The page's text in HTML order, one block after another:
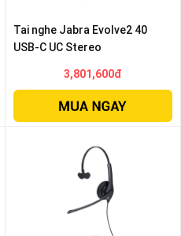
Tai nghe Jabra Evolve2 40
USB-C UC Stereo
3,801,600đ